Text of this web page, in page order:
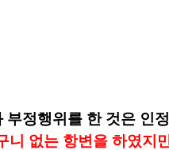
정행위를 한 것은 인
니 없는 항변을 하였지